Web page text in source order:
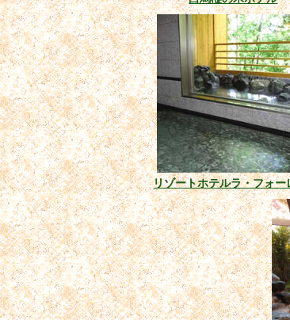
リゾートホテルラ・フォー